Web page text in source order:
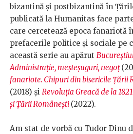
bizantină şi postbizantină în
publicată la Humanitas face
care cercetează epoca fanariotă
prefacerile politice și sociale pe
această serie au apărut
Administrație, meșteșuguri, negoț
fanariote. Chipuri din bisericile Țării
(2018) și Revoluția Greacă de la
și Țării Românești (2022).
Am stat de vorbă cu Tudor Dinu